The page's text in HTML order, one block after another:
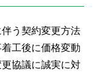
う契約変更方法
工後に価格変動
協議に誠実に対